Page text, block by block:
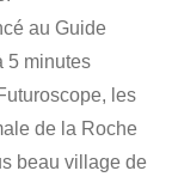
au Guide
5 minutes
les
de la Roche
beau village de